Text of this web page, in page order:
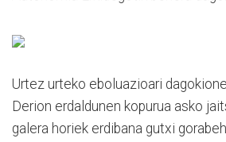
Urtez urteko eboluazioari
Derion erdaldunen kopurua asko
galera horiek erdibana gutxi